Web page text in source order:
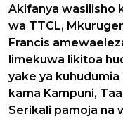
Akifanya wasilisho
wa TTCL,
Francis
limekuwa likitoa
yake ya
kama Kampuni,
Serikali pamoja na